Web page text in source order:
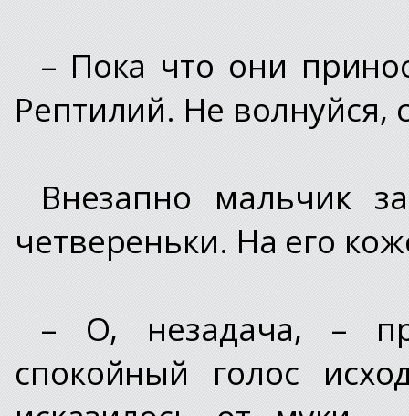
– Пока что они
Рептилий. Не волнуйся,
Внезапно мальчик
четвереньки. На его
– О, незадача, –
спокойный голос